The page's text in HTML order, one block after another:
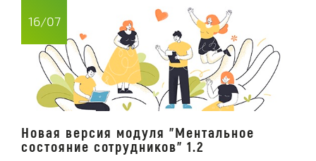
16/07
Новая версия модуля "Ментальное
состояние сотрудников" 1.2